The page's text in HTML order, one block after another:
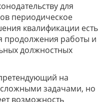
для
периодическое
квалификации есть
продолжения работы и
должностных
на
задачами, но
возможность